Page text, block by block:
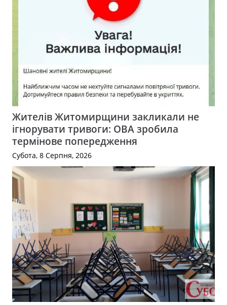
Жителів Житомирщини закликали не
ігнорувати тривоги: ОВА зробила
термінове попередження
Субота, 8 Серпня, 2026